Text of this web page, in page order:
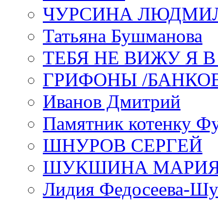
ЧУРСИНА
Татьяна Бушманова
ТЕБЯ НЕ ВИЖУ Я
ГРИФОНЫ /
Иванов Дмитрий
Памятник котенку
ШНУРОВ СЕРГЕЙ
ШУКШИНА
Лидия Федосеева-